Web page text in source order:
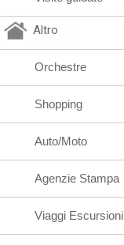
Altro
Orchestre
Shopping
Auto/Moto
Agenzie Stampa
Viaggi Escursioni